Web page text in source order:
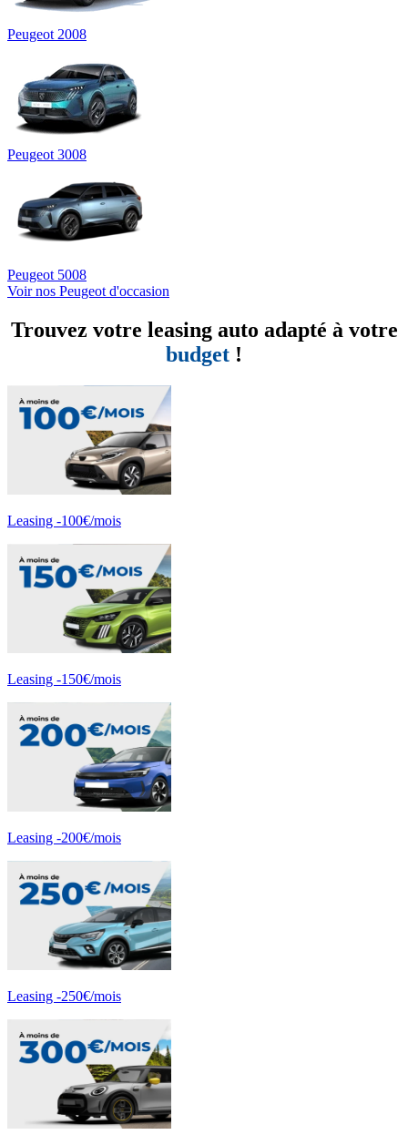
Peugeot 2008
Peugeot 3008
Peugeot 5008
Voir nos Peugeot d'occasion
Trouvez votre leasing auto adapté à votre
budget !
Leasing -100€/mois
Leasing -150€/mois
Leasing -200€/mois
Leasing -250€/mois